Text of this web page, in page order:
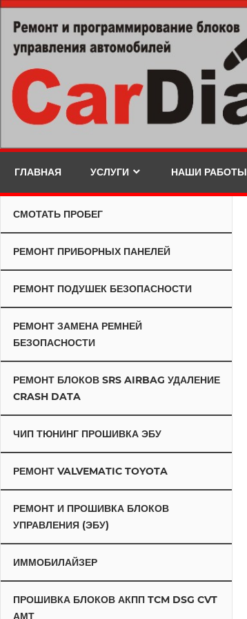
Skip
content
ГЛАВНАЯ УСЛУГИ НАШИ РАБОТЫ
СМОТАТЬ ПРОБЕГ
РЕМОНТ ПРИБОРНЫХ ПАНЕЛЕЙ
РЕМОНТ ПОДУШЕК БЕЗОПАСНОСТИ
РЕМОНТ ЗАМЕНА РЕМНЕЙ
БЕЗОПАСНОСТИ
РЕМОНТ БЛОКОВ SRS AIRBAG УДАЛЕНИЕ
CRASH DATA
ЧИП ТЮНИНГ ПРОШИВКА ЭБУ
РЕМОНТ VALVEMATIC TOYOTA
РЕМОНТ И ПРОШИВКА БЛОКОВ
УПРАВЛЕНИЯ (ЭБУ)
ИММОБИЛАЙЗЕР
ПРОШИВКА БЛОКОВ АКПП TCM DSG CVT
АМТ